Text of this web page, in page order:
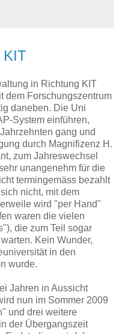
KIT
in Richtung KIT
dem Forschungszentrum
daneben. Die Uni
System einführen,
gang und
durch Magnifizenz H.
zum Jahreswechsel
unangenehm für die
termingemäss bezahlt
nicht, mit dem
wird "per Hand"
waren die vielen
die zum Teil sogar
Kein Wunder,
in den
wurde.
Jahren in Aussicht
nun im Sommer 2009
und drei weitere
der Übergangszeit